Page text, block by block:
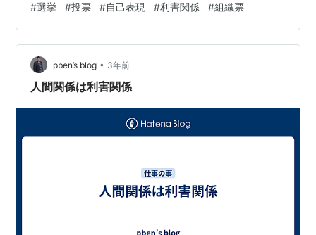
だってゴチャゴチャッと頭の中でザワつきがち、な、わ
け｣ ｢投票と自己表現と、自由とが、ですか｣ ｢そう。言い
換えるなら、投票が、自己表現であり自由でなければ、
選挙なんて、所詮、絵に描いた餅。社会に上手い具合に
組み込まれた民主主義風(フウ)のシステム以外のナニモノ
#選挙 #投票 #自己表現 #利害関係 #組織票
pben’s blog • 3年前
人間関係は利害関係